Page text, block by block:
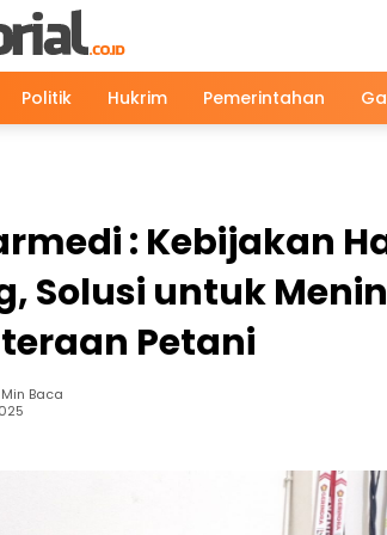
Politik Hukrim Pemerintahan
: Kebijakan
Solusi untuk
Petani
Baca